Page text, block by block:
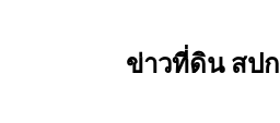
ข่าวที่ดิน สปก